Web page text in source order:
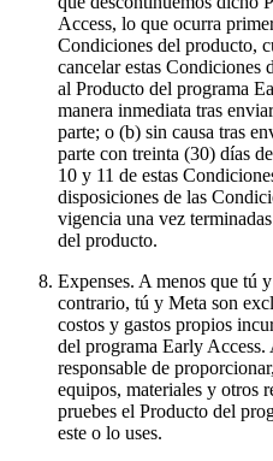
Access, lo que ocurra
Condiciones del producto,
cancelar estas Condiciones
al Producto del programa
manera inmediata tras
parte; o (b) sin causa tras
parte con treinta (30) días
10 y 11 de estas
disposiciones de las
vigencia una vez
del producto.
Expenses. A menos que tú
contrario, tú y Meta son
costos y gastos propios
del programa Early
responsable de
equipos, materiales y otros
pruebes el Producto del
este o lo uses.